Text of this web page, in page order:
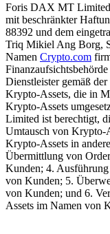
Foris DAX MT Limited
mit beschränkter
88392 und dem
Triq Mikiel Ang Borg,
Namen Crypto.com
Dienstleister gemäß
Krypto-Assets, die in
Krypto-Assets
Limited ist berechtigt,
Umtausch von Krypto-
Krypto-Assets in
Übermittlung von
Kunden; 4.
von Kunden; 5.
von Kunden; und 6.
Assets im Namen von